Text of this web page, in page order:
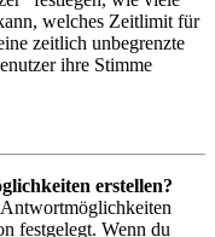
welches Zeitlimit für
zeitlich unbegrenzte
ihre Stimme
erstellen?
festgelegt. Wenn du